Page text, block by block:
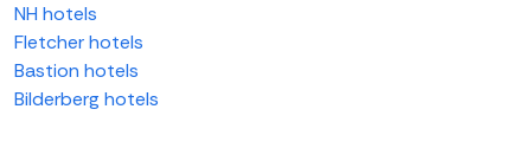
NH hotels
Fletcher hotels
Bastion hotels
Bilderberg hotels